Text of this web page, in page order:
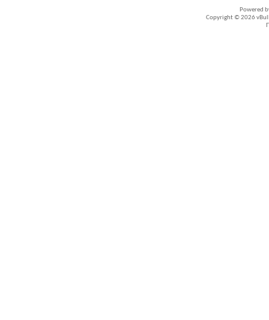
Powered
Copyright © 2026